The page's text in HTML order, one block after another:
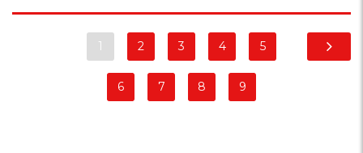
1 2 3 4 5
6 7 8 9